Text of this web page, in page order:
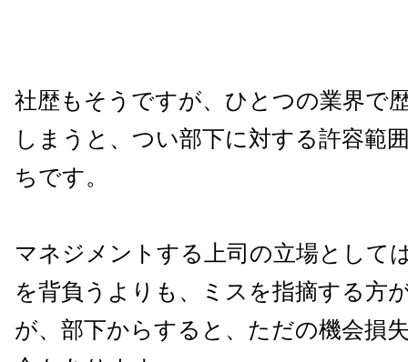
社歴もそうですが、ひとつの業界で
しまうと、つい部下に対する許容範
ちです。
マネジメントする上司の立場として
を背負うよりも、ミスを指摘する方
が、部下からすると、ただの機会損